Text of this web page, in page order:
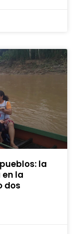
la
la
dos